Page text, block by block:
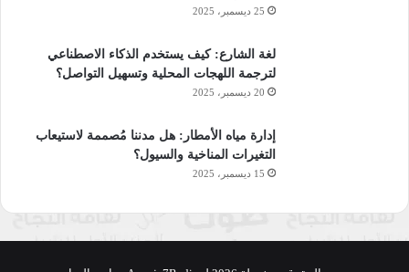
25 ديسمبر، 2025
لغة الشارع: كيف يستخدم الذكاء الاصطناعي
لترجمة اللهجات المحلية وتسهيل التواصل؟
20 ديسمبر، 2025
إدارة مياه الأمطار: هل مدننا مُصممة لاستيعاب
التغيرات المناخية والسيول؟
15 ديسمبر، 2025